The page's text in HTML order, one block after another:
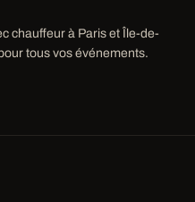
chauffeur à Paris et Île-de-
tous vos événements.